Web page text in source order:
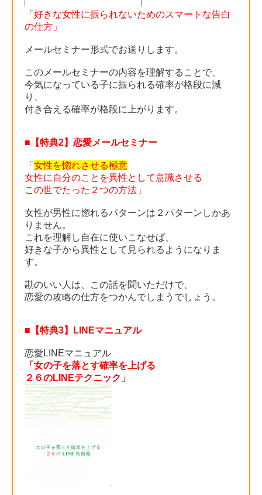
「好きな女性に振られないためのスマートな告白
の仕方」
メールセミナー形式でお送りします。
このメールセミナーの内容を理解することで、
今気になっている子に振られる確率が格段に減
り、
付き合える確率が格段に上がります。
■【特典2】恋愛メールセミナー
「 女性を惚れさせる極意
女性に自分のことを異性として意識させる
この世でたった２つの方法」
女性が男性に惚れるパターンは２パターンしかあ
りません。
これを理解し自在に使いこなせば、
好きな子から異性として見られるようになりま
す。
勘のいい人は、この話を聞いただけで、
恋愛の攻略の仕方をつかんでしまうでしょう。
■【特典3】LINEマニュアル
恋愛LINEマニュアル
「女の子を落とす確率を上げる
２６のLINEテクニック」